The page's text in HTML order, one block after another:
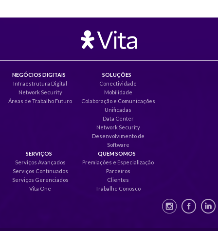
NEGÓCIOS DIGITAIS
Infraestrutura Digital
Network Security
Áreas de Trabalho Futuro
SOLUÇÕES
Conectividade
Mobilidade
Colaboração e Comunicações
Unificadas
Data Center
Network Security
Desenvolvimento de
Software
SERVIÇOS
Serviços Avançados
Serviços Continuados
Serviços Gerenciados
Vita One
QUEM SOMOS
Premiações e Especialização
Parceiros
Clientes
Trabalhe Conosco